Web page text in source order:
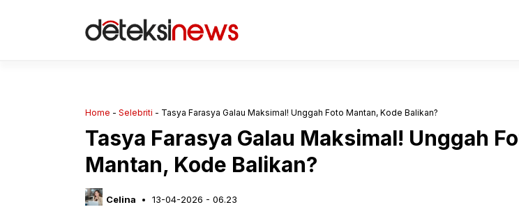
Home - Selebriti - Tasya Farasya Galau Maksimal! Unggah Foto Mantan, Kode Balikan?
Tasya Farasya Galau Maksimal! Unggah
Mantan, Kode Balikan?
Celina 13-04-2026 - 06.23